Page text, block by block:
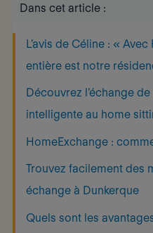
Dans cet article :
L’avis de Céline : «
entière est notre
Découvrez l’échange
intelligente au home
HomeExchange :
Trouvez facilement des
échange à Dunkerque
Quels sont les